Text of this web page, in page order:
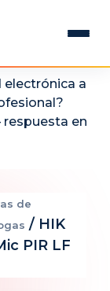
electrónica a
en
de
/ HIK
PIR LF